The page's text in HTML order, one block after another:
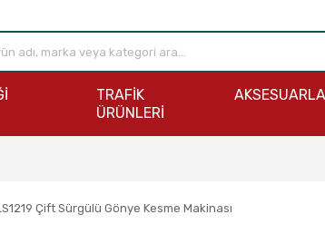
TRAFİK
ÜRÜNLERİ
Çift Sürgülü Gönye Kesme Makinası